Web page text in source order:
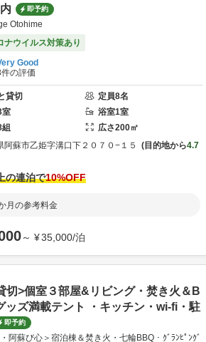
即予約
Otohime
ナウイルス対策あり
Good
件の評価
貸切 定員8名
室 浴室1室
組 広さ200㎡
阿蘇市乙姫字溝口下２０７０−１５ 目的地から4.7
の連泊で10%OFF
月の参考料金
～ ¥35,000/泊
切>個室３部屋&リビング・焚き火＆B
ッズ満載テント ・キッチン・wi-fi・駐
即予約
阿蘇び心＞宿泊棟＆焚き火・七輪BBQ・ｸﾞﾗﾝﾋﾟﾝｸﾞ